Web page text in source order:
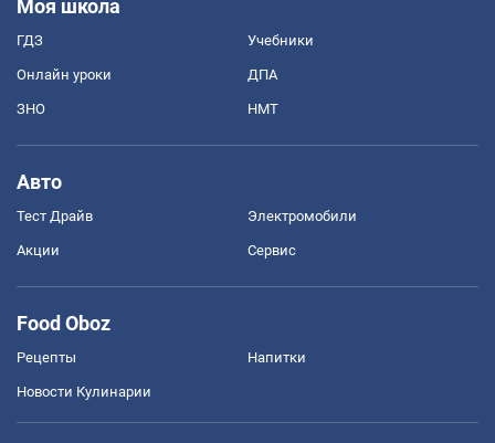
Моя школа
ГДЗ Учебники
Онлайн уроки ДПА
ЗНО НМТ
Авто
Тест Драйв Электромобили
Акции Сервис
Food Oboz
Рецепты Напитки
Новости Кулинарии